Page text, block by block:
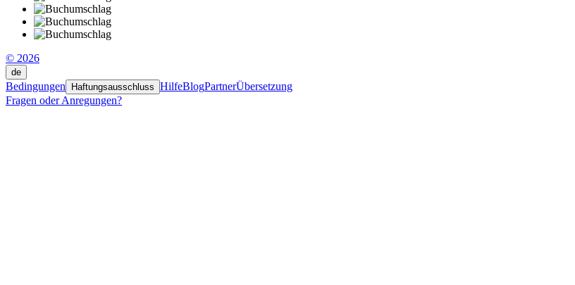
© 2026
de
Bedingungen Haftungsausschluss HilfeBlogPartnerÜbersetzung
Fragen oder Anregungen?